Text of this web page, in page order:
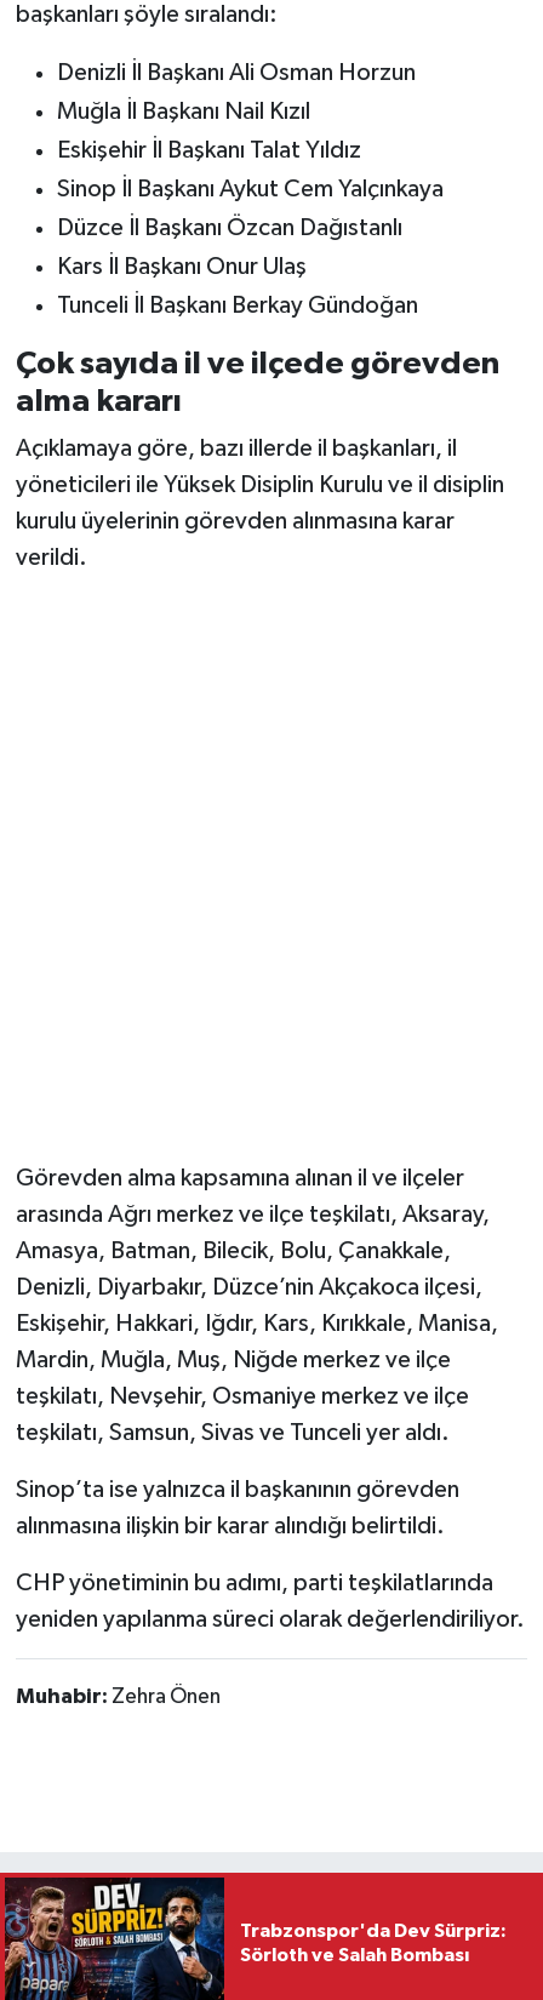
başkanları şöyle sıralandı:
Denizli İl Başkanı Ali Osman Horzun
Muğla İl Başkanı Nail Kızıl
Eskişehir İl Başkanı Talat Yıldız
Sinop İl Başkanı Aykut Cem Yalçınkaya
Düzce İl Başkanı Özcan Dağıstanlı
Kars İl Başkanı Onur Ulaş
Tunceli İl Başkanı Berkay Gündoğan
Çok sayıda il ve ilçede görevden
alma kararı
Açıklamaya göre, bazı illerde il başkanları, il
yöneticileri ile Yüksek Disiplin Kurulu ve il disiplin
kurulu üyelerinin görevden alınmasına karar
verildi.
Görevden alma kapsamına alınan il ve ilçeler
arasında Ağrı merkez ve ilçe teşkilatı, Aksaray,
Amasya, Batman, Bilecik, Bolu, Çanakkale,
Denizli, Diyarbakır, Düzce’nin Akçakoca ilçesi,
Eskişehir, Hakkari, Iğdır, Kars, Kırıkkale, Manisa,
Mardin, Muğla, Muş, Niğde merkez ve ilçe
teşkilatı, Nevşehir, Osmaniye merkez ve ilçe
teşkilatı, Samsun, Sivas ve Tunceli yer aldı.
Sinop’ta ise yalnızca il başkanının görevden
alınmasına ilişkin bir karar alındığı belirtildi.
CHP yönetiminin bu adımı, parti teşkilatlarında
yeniden yapılanma süreci olarak değerlendiriliyor.
Muhabir: Zehra Önen
Trabzonspor'da Dev Sürpriz:
Sörloth ve Salah Bombası